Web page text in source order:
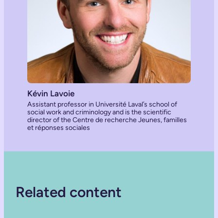
Kévin Lavoie
Assistant professor in Université Laval’s school of
social work and criminology and is the scientific
director of the Centre de recherche Jeunes, familles
et réponses sociales
Related content